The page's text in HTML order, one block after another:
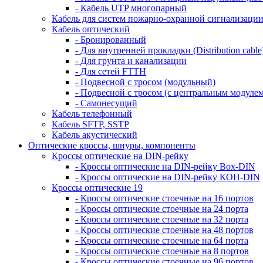
- Кабель UTP многопарный
Кабель для систем пожарно-охранной сигнализации
Кабель оптический
- Бронированный
- Для внутренней прокладки (Distribution
- Для грунта и канализации
- Для сетей FTTH
- Подвесной с тросом (модульный)
- Подвесной с тросом (с центральным
- Самонесущий
Кабель телефонный
Кабель SFTP, SSTP
Кабель акустический
Оптические кроссы, шнуры, компоненты
Кроссы оптические на DIN-рейку
- Кроссы оптические на DIN-рейку Box-DIN
- Кроссы оптические на DIN-рейку КОН-DIN
Кроссы оптические 19
- Кроссы оптические стоечные на 16 портов
- Кроссы оптические стоечные на 24 порта
- Кроссы оптические стоечные на 32 порта
- Кроссы оптические стоечные на 48 портов
- Кроссы оптические стоечные на 64 порта
- Кроссы оптические стоечные на 8 портов